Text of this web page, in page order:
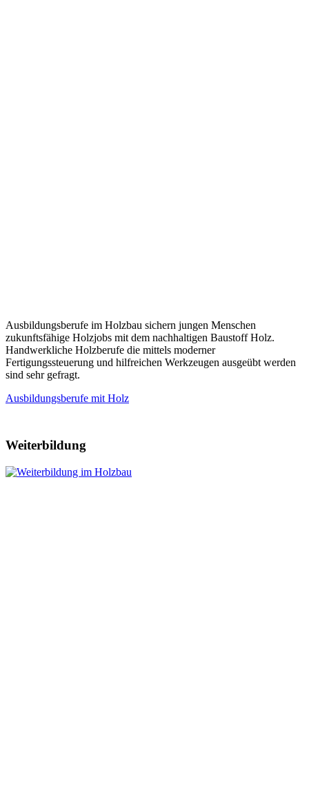
Ausbildungsberufe im Holzbau sichern jungen Menschen
zukunftsfähige Holzjobs mit dem nachhaltigen Baustoff Holz.
Handwerkliche Holzberufe die mittels moderner
Fertigungssteuerung und hilfreichen Werkzeugen ausgeübt werden
sind sehr gefragt.
Ausbildungsberufe mit Holz
Weiterbildung